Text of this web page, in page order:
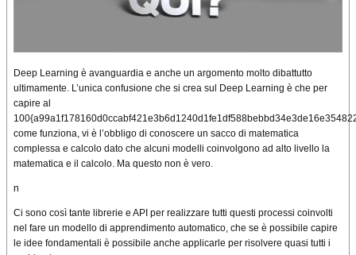
Deep Learning è avanguardia e anche un argomento molto dibattutto
ultimamente. L’unica confusione che si crea sul Deep Learning è che per
capire al
come funziona, vi è l’obbligo di conoscere un sacco di matematica
complessa e calcolo dato che alcuni modelli coinvolgono ad alto livello la
matematica e il calcolo . Ma questo non è vero.
n
Ci sono così tante librerie e API per realizzare tutti questi processi coinvolti
nel fare un modello di apprendimento automatico, che se è possibile capire
le idee fondamentali è possibile anche applicarle per risolvere quasi tutti i